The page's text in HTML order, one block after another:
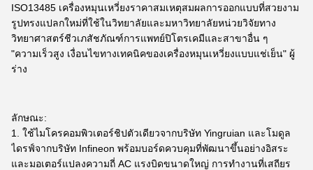
ISO13485 เครื่องหมุนเหวี่ยงราคาสมเหตุสมผลการออกแบบที่สวยงาม
รูปทรงแปลกใหม่ที่ใช้ในวิทยาลัยและมหาวิทยาลัยหน่วยวิจัยทาง
วิทยาศาสตร์ชีวเภสัชภัณฑ์การแพทย์ปิโตรเคมีและสาขาอื่น ๆ
"ความเร็วสูง เงื่อนไขทางเทคนิคของเครื่องหมุนเหวี่ยงแบบแช่เย็น" ผู้
ร่าง
ลักษณะ:
1. ใช้ไมโครคอมพิวเตอร์ชิปตัวเดียวจากบริษัท Yingruian และโมดูล
ไดรฟ์จากบริษัท Infineon พร้อมบอร์ดควบคุมที่พัฒนาขึ้นอย่างอิสระ
และมอเตอร์แปลงความถี่ AC แรงบิดขนาดใหญ่ การทำงานที่เสถียร